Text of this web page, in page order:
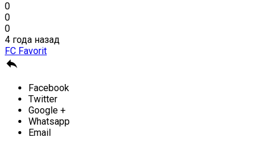
0
0
0
4 года назад
FC Favorit

Facebook
Twitter
Google +
Whatsapp
Email